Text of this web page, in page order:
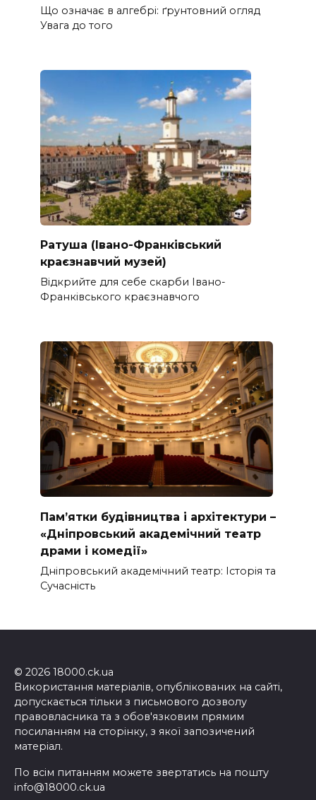
Що означає в алгебрі: ґрунтовний огляд
Увага до того
Ратуша (Івано-Франківський
краєзнавчий музей)
Відкрийте для себе скарби Івано-
Франківського краєзнавчого
Пам’ятки будівництва і архітектури –
«Дніпровський академічний театр
драми і комедії»
Дніпровський академічний театр: Історія та
Сучасність
© 2026 18000.ck.ua
Використання матеріалів, опублікованих на сайті,
допускається тільки з письмового дозволу
правовласника та з обов'язковим прямим
посиланням на сторінку, з якої запозичений
матеріал.
По всім питанням можете звертатись на пошту
info@18000.ck.ua